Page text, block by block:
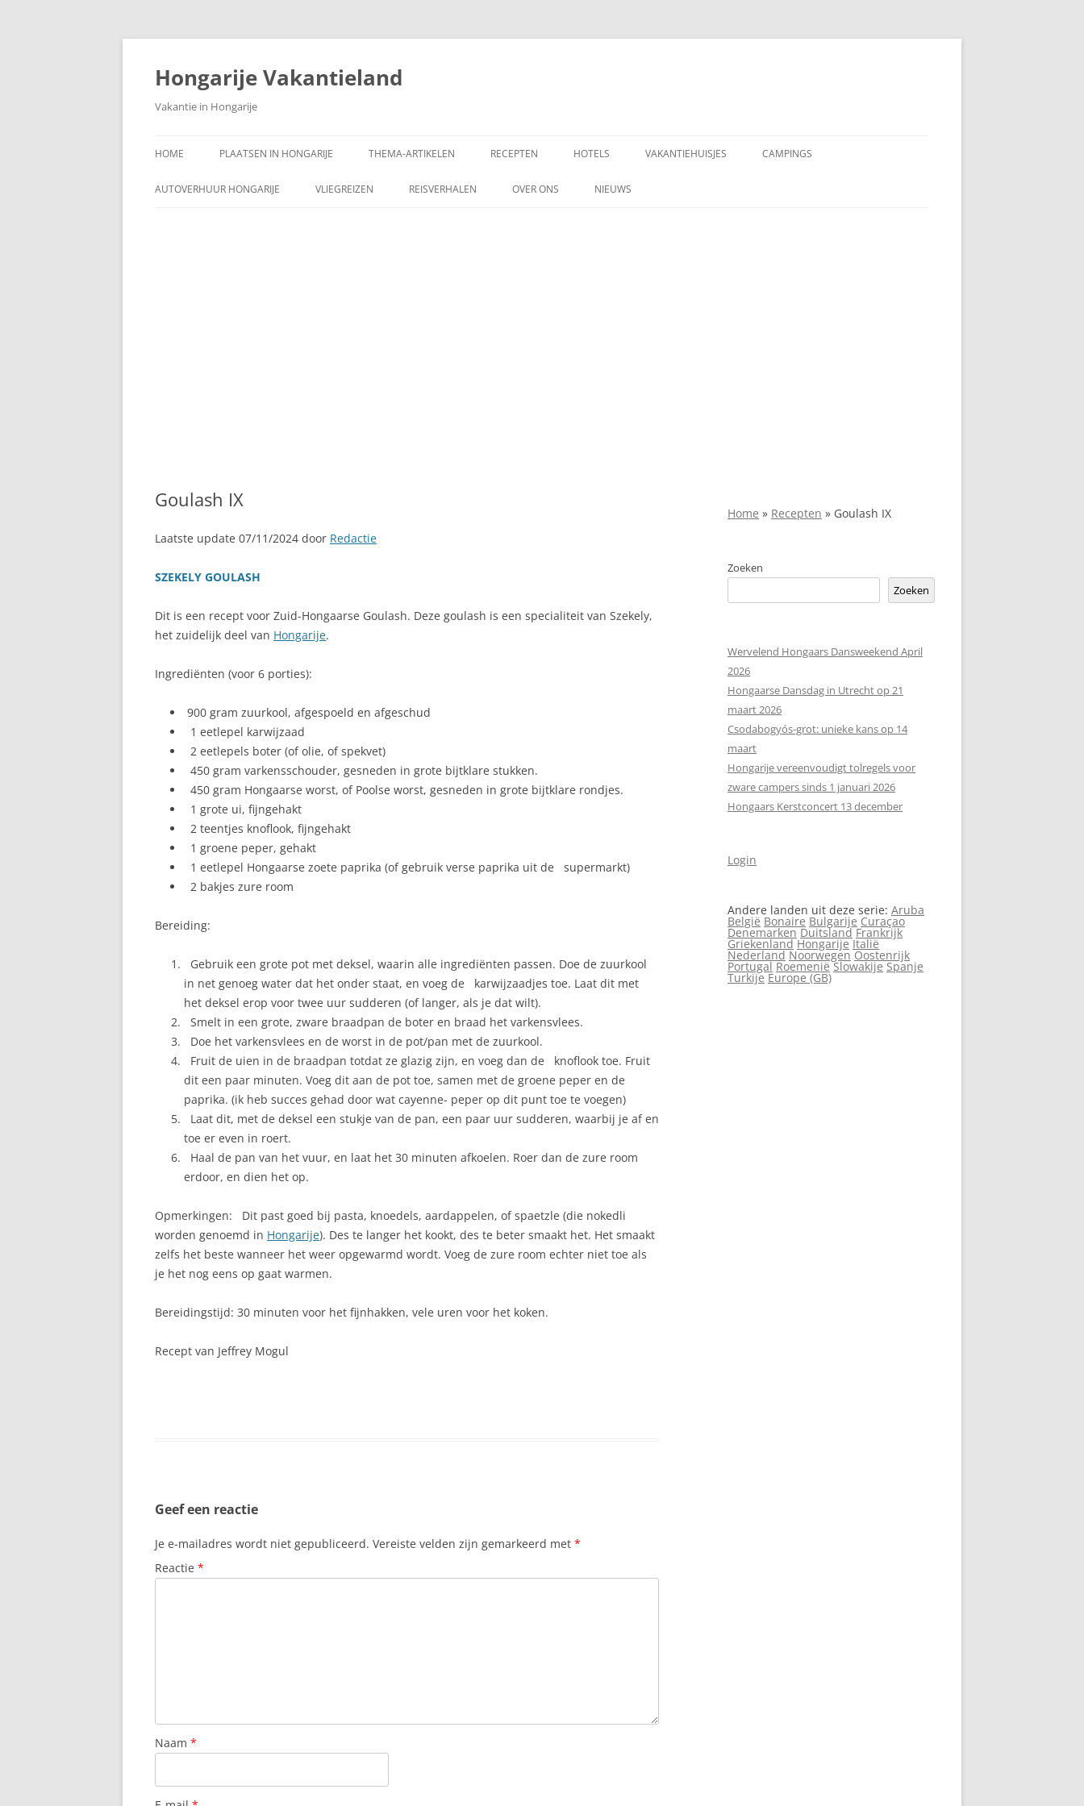
Ga
inhoud
Hongarije Vakantieland
Vakantie in Hongarije
HOME PLAATSEN IN HONGARIJE THEMA-ARTIKELEN RECEPTEN HOTELS VAKANTIEHUISJES CAMPINGS
AUTOVERHUUR HONGARIJE VLIEGREIZEN REISVERHALEN OVER ONS NIEUWS
Goulash IX
Laatste update 07/11/2024 door Redactie
SZEKELY GOULASH
Dit is een recept voor Zuid-Hongaarse Goulash. Deze goulash is een specialiteit van Szekely,
het zuidelijk deel van Hongarije.
Ingrediënten (voor 6 porties):
900 gram zuurkool, afgespoeld en afgeschud
1 eetlepel karwijzaad
2 eetlepels boter (of olie, of spekvet)
450 gram varkensschouder, gesneden in grote bijtklare stukken.
450 gram Hongaarse worst, of Poolse worst, gesneden in grote bijtklare rondjes.
1 grote ui, fijngehakt
2 teentjes knoflook, fijngehakt
1 groene peper, gehakt
1 eetlepel Hongaarse zoete paprika (of gebruik verse paprika uit de supermarkt)
2 bakjes zure room
Bereiding:
Gebruik een grote pot met deksel, waarin alle ingrediënten passen. Doe de zuurkool
in net genoeg water dat het onder staat, en voeg de karwijzaadjes toe. Laat dit met
het deksel erop voor twee uur sudderen (of langer, als je dat wilt).
Smelt in een grote, zware braadpan de boter en braad het varkensvlees.
Doe het varkensvlees en de worst in de pot/pan met de zuurkool.
Fruit de uien in de braadpan totdat ze glazig zijn, en voeg dan de knoflook toe. Fruit
dit een paar minuten. Voeg dit aan de pot toe, samen met de groene peper en de
paprika. (ik heb succes gehad door wat cayenne- peper op dit punt toe te voegen)
Laat dit, met de deksel een stukje van de pan, een paar uur sudderen, waarbij je af en
toe er even in roert.
Haal de pan van het vuur, en laat het 30 minuten afkoelen. Roer dan de zure room
erdoor, en dien het op.
Opmerkingen: Dit past goed bij pasta, knoedels, aardappelen, of spaetzle (die nokedli
worden genoemd in Hongarije). Des te langer het kookt, des te beter smaakt het. Het smaakt
zelfs het beste wanneer het weer opgewarmd wordt. Voeg de zure room echter niet toe als
je het nog eens op gaat warmen.
Bereidingstijd: 30 minuten voor het fijnhakken, vele uren voor het koken.
Recept van Jeffrey Mogul
Geef een reactie
Je e-mailadres wordt niet gepubliceerd. Vereiste velden zijn gemarkeerd met *
Reactie *
Naam *
Home » Recepten » Goulash IX
Zoeken
Zoeken
Wervelend Hongaars Dansweekend April
2026
Hongaarse Dansdag in Utrecht op 21
maart 2026
Csodabogyós‑grot: unieke kans op 14
maart
Hongarije vereenvoudigt tolregels voor
zware campers sinds 1 januari 2026
Hongaars Kerstconcert 13 december
Login
Andere landen uit deze serie: Aruba
België Bonaire Bulgarije Curaçao
Denemarken Duitsland Frankrijk
Griekenland Hongarije Italië
Nederland Noorwegen Oostenrijk
Portugal Roemenië Slowakije Spanje
Turkije Europe (GB)